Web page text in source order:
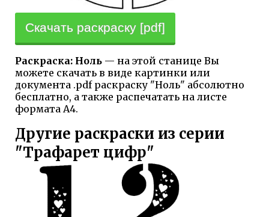
Скачать раскраску [pdf]
Раскраска: Ноль — на этой станице Вы
можете скачать в виде картинки или
документа .pdf раскраску "Ноль" абсолютно
бесплатно, а также распечатать на листе
формата А4.
Другие раскраски из серии
"Трафарет цифр"